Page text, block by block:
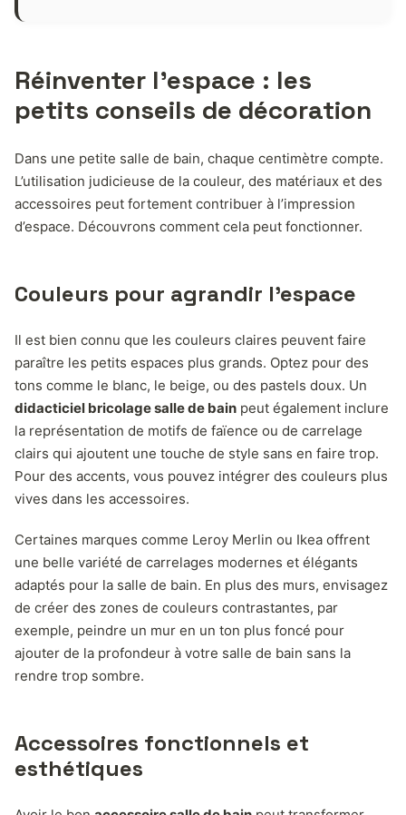
Réinventer l’espace : les
petits conseils de décoration
Dans une petite salle de bain, chaque centimètre compte.
L’utilisation judicieuse de la couleur, des matériaux et des
accessoires peut fortement contribuer à l’impression
d’espace. Découvrons comment cela peut fonctionner.
Couleurs pour agrandir l’espace
Il est bien connu que les couleurs claires peuvent faire
paraître les petits espaces plus grands. Optez pour des
tons comme le blanc, le beige, ou des pastels doux. Un
didacticiel bricolage salle de bain peut également inclure
la représentation de motifs de faïence ou de carrelage
clairs qui ajoutent une touche de style sans en faire trop.
Pour des accents, vous pouvez intégrer des couleurs plus
vives dans les accessoires.
Certaines marques comme Leroy Merlin ou Ikea offrent
une belle variété de carrelages modernes et élégants
adaptés pour la salle de bain. En plus des murs, envisagez
de créer des zones de couleurs contrastantes, par
exemple, peindre un mur en un ton plus foncé pour
ajouter de la profondeur à votre salle de bain sans la
rendre trop sombre.
Accessoires fonctionnels et
esthétiques